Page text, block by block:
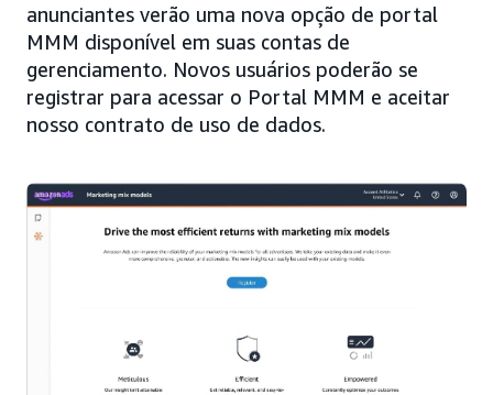
anunciantes verão uma nova opção de portal
MMM disponível em suas contas de
gerenciamento. Novos usuários poderão se
registrar para acessar o Portal MMM e aceitar
nosso contrato de uso de dados.